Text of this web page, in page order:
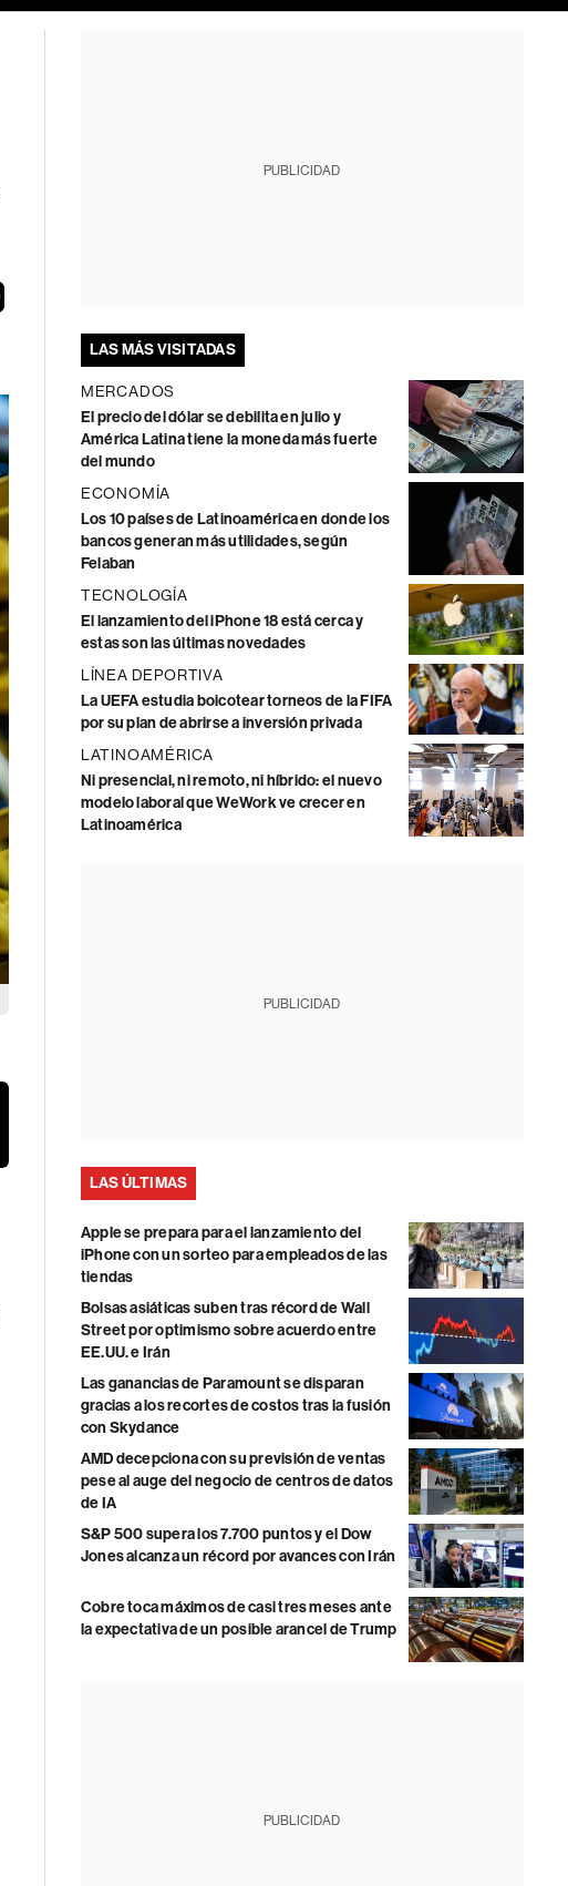
PUBLICIDAD
LAS MÁS VISITADAS
MERCADOS
El precio del dólar se debilita en julio y
América Latina tiene la moneda más fuerte
del mundo
ECONOMÍA
Los 10 países de Latinoamérica en donde los
bancos generan más utilidades, según
Felaban
TECNOLOGÍA
El lanzamiento del iPhone 18 está cerca y
estas son las últimas novedades
LÍNEA DEPORTIVA
La UEFA estudia boicotear torneos de la FIFA
por su plan de abrirse a inversión privada
LATINOAMÉRICA
Ni presencial, ni remoto, ni híbrido: el nuevo
modelo laboral que WeWork ve crecer en
Latinoamérica
PUBLICIDAD
LAS ÚLTIMAS
Apple se prepara para el lanzamiento del
iPhone con un sorteo para empleados de las
tiendas
Bolsas asiáticas suben tras récord de Wall
Street por optimismo sobre acuerdo entre
EE.UU. e Irán
Las ganancias de Paramount se disparan
gracias a los recortes de costos tras la fusión
con Skydance
AMD decepciona con su previsión de ventas
pese al auge del negocio de centros de datos
de IA
S&P 500 supera los 7.700 puntos y el Dow
Jones alcanza un récord por avances con Irán
Cobre toca máximos de casi tres meses ante
la expectativa de un posible arancel de Trump
PUBLICIDAD